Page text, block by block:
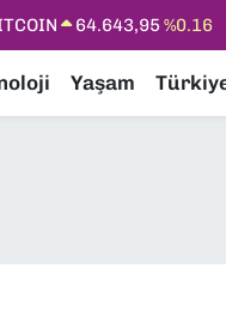
DOLAR 47,6704 %0
EURO
55,0406
%-0.08
STERLİN 64,2143%0
Yaşam